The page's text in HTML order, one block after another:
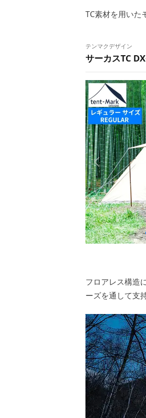
TC素材を用いた
テンマクデザイン
サーカスTC
フロアレス構造
ーズを通して支